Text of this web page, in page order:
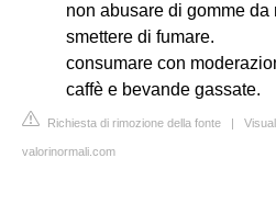
non abusare di gomme da
smettere di fumare.
consumare con
caffè e bevande gassate.
Richiesta di rimozione della fonte |
valorinormali.com